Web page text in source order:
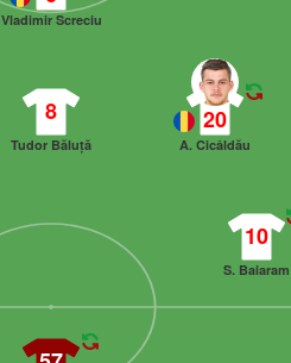
Vladimir Screciu
20
A. Cicâldău
8
Tudor Băluță
10
S. Baiaram